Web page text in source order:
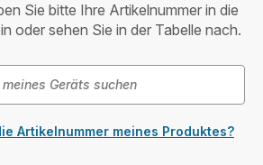
Sie bitte Ihre Artikelnummer in die
oder sehen Sie in der Tabelle nach.
Artikelnummer meines Produktes?